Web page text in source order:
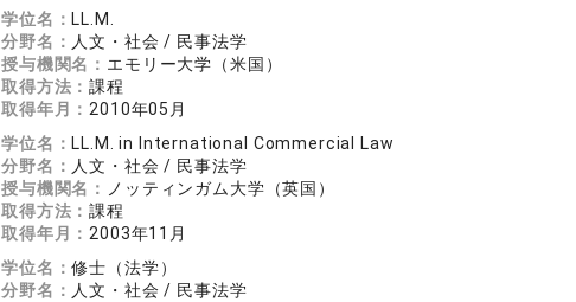
学位名： LL.M.
分野名： 人文・社会 / 民事法学
授与機関名： エモリー大学（米国）
取得方法：課程
取得年月： 2010年05月
学位名： LL.M. in International Commercial Law
分野名： 人文・社会 / 民事法学
授与機関名：
ノッティンガム大学（英国）
取得方法：課程
取得年月： 2003年11月
学位名：修士（法学）
分野名： 人文・社会 / 民事法学